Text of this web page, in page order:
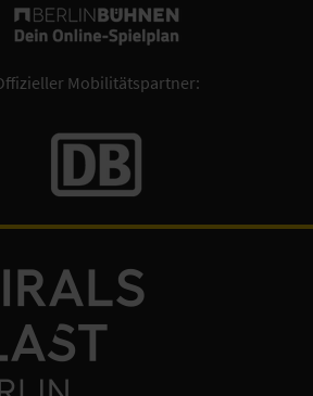
Mobilitätspartner: